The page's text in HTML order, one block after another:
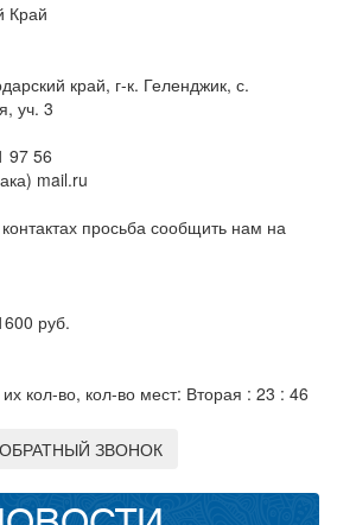
Край
край, г-к. Геленджик, с.
уч. 3
97 56
mail.ru
просьба сообщить нам на
руб.
кол-во, кол-во мест: Вторая : 23 : 46
ОБРАТНЫЙ ЗВОНОК